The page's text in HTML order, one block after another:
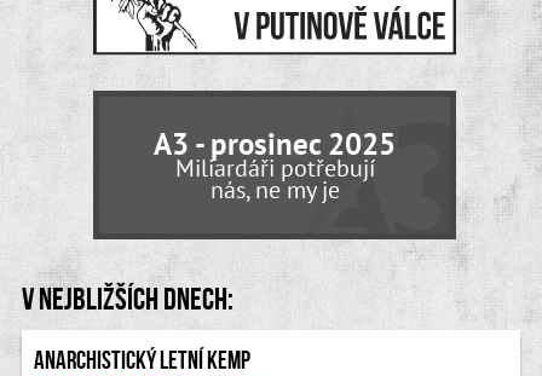
A3 - prosinec 2025
Miliardáři potřebují
nás, ne my je
V nejbližších dnech:
Anarchistický letní kemp